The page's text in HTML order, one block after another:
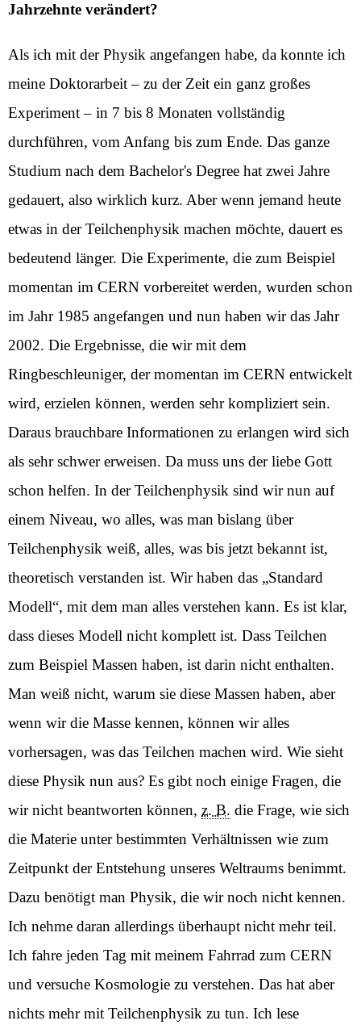
Jahrzehnte verändert?
Als ich mit der Physik angefangen habe, da konnte ich
meine Doktorarbeit – zu der Zeit ein ganz großes
Experiment – in 7 bis 8 Monaten vollständig
durchführen, vom Anfang bis zum Ende. Das ganze
Studium nach dem Bachelor's Degree hat zwei Jahre
gedauert, also wirklich kurz. Aber wenn jemand heute
etwas in der Teilchenphysik machen möchte, dauert es
bedeutend länger. Die Experimente, die zum Beispiel
momentan im CERN vorbereitet werden, wurden schon
im Jahr 1985 angefangen und nun haben wir das Jahr
2002. Die Ergebnisse, die wir mit dem
Ringbeschleuniger, der momentan im CERN entwickelt
wird, erzielen können, werden sehr kompliziert sein.
Daraus brauchbare Informationen zu erlangen wird sich
als sehr schwer erweisen. Da muss uns der liebe Gott
schon helfen. In der Teilchenphysik sind wir nun auf
einem Niveau, wo alles, was man bislang über
Teilchenphysik weiß, alles, was bis jetzt bekannt ist,
theoretisch verstanden ist. Wir haben das „Standard
Modell“, mit dem man alles verstehen kann. Es ist klar,
dass dieses Modell nicht komplett ist. Dass Teilchen
zum Beispiel Massen haben, ist darin nicht enthalten.
Man weiß nicht, warum sie diese Massen haben, aber
wenn wir die Masse kennen, können wir alles
vorhersagen, was das Teilchen machen wird. Wie sieht
diese Physik nun aus? Es gibt noch einige Fragen, die
wir nicht beantworten können, z. B. die Frage, wie sich
die Materie unter bestimmten Verhältnissen wie zum
Zeitpunkt der Entstehung unseres Weltraums benimmt.
Dazu benötigt man Physik, die wir noch nicht kennen.
Ich nehme daran allerdings überhaupt nicht mehr teil.
Ich fahre jeden Tag mit meinem Fahrrad zum CERN
und versuche Kosmologie zu verstehen. Das hat aber
nichts mehr mit Teilchenphysik zu tun. Ich lese